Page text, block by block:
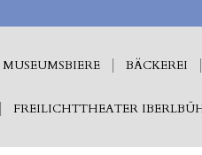
MUSEUMSBIERE BÄCKEREI
FREILICHTTHEATER